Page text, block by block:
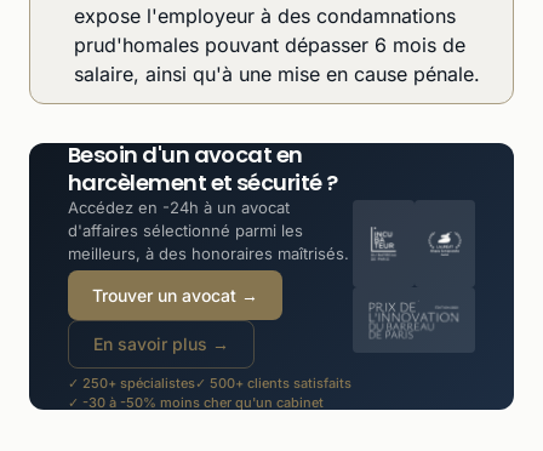
expose l'employeur à des condamnations
prud'homales pouvant dépasser 6 mois de
salaire, ainsi qu'à une mise en cause pénale.
Besoin d'un avocat en
harcèlement et sécurité ?
Accédez en -24h à un avocat
d'affaires sélectionné parmi les
meilleurs, à des honoraires maîtrisés.
Trouver un avocat →
En savoir plus →
✓ 250+ spécialistes✓ 500+ clients satisfaits
✓ -30 à -50% moins cher qu'un cabinet